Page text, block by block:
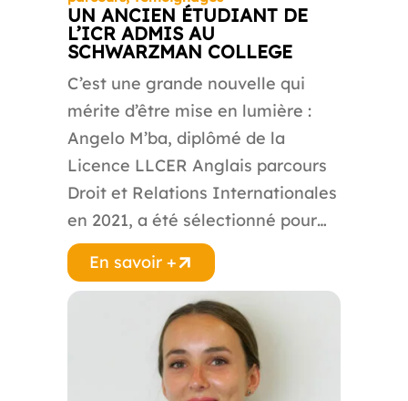
UN ANCIEN ÉTUDIANT DE
L’ICR ADMIS AU
SCHWARZMAN COLLEGE
C’est une grande nouvelle qui
mérite d’être mise en lumière :
Angelo M’ba, diplômé de la
Licence LLCER Anglais parcours
Droit et Relations Internationales
en 2021, a été sélectionné pour…
En savoir +